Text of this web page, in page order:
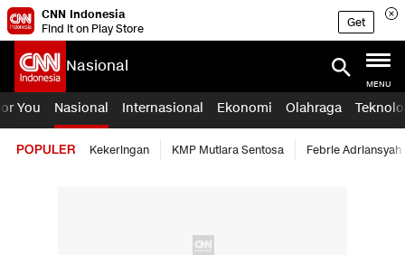
CNN Indonesia
Find it on Play Store
Get
Nasional
MENU
You Nasional Internasional Ekonomi Olahraga
POPULER Kekeringan KMP Mutiara Sentosa Febrie Adriansyah